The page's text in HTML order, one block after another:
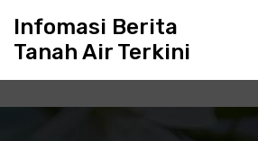
o
Infomasi Berita
Tanah Air Terkini